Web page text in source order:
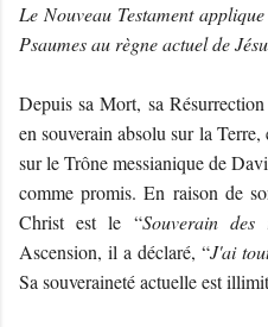
Le Nouveau Testament
Psaumes au règne actuel de
Depuis sa Mort, sa
en souverain absolu sur la
sur le Trône messianique de
comme promis. En raison de
Christ est le “Souverain
Ascension, il a déclaré, “J'ai
Sa souveraineté actuelle est